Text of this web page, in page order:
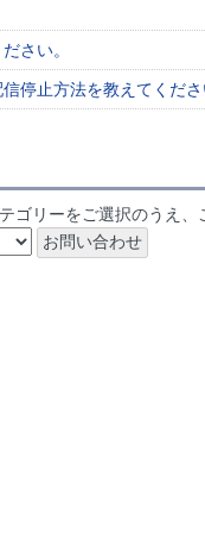
さい。
停止方法を教えてくだ
ゴリーをご選択のうえ